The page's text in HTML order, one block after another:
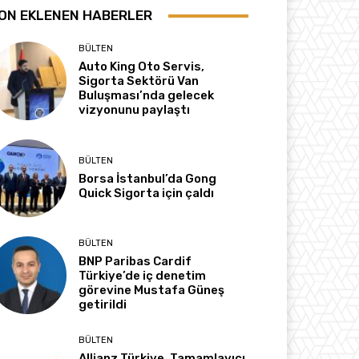
EKLENEN HABERLER
BÜLTEN
Auto King Oto Servis,
Sigorta Sektörü Van
Buluşması’nda gelecek
vizyonunu paylaştı
BÜLTEN
Borsa İstanbul’da Gong
Quick Sigorta için çaldı
BÜLTEN
BNP Paribas Cardif
Türkiye’de iç denetim
görevine Mustafa Güneş
getirildi
BÜLTEN